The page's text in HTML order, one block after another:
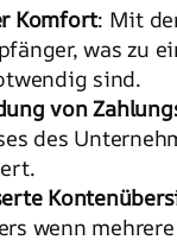
Komfort: Mit
was zu
sind.
von
des
wenn